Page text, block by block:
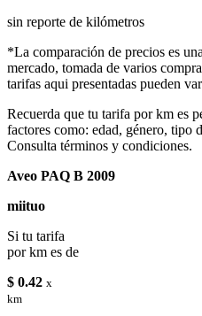
sin reporte de kilómetros
*La comparación de precios es
mercado, tomada de varios
tarifas aqui presentadas pueden
Recuerda que tu tarifa por km es
factores como: edad, género, tipo
Consulta términos y condiciones.
Aveo PAQ B 2009
miituo
Si tu tarifa
por km es de
$ 0.42 x
km